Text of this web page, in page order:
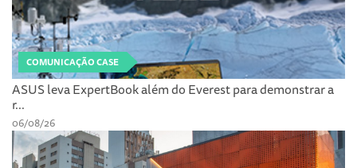
COMUNICAÇÃO CASE
ASUS leva ExpertBook além do Everest para demonstrar a
r...
06/08/26